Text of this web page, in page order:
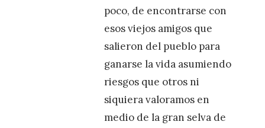
poco, de encontrarse con
esos viejos amigos que
salieron del pueblo para
ganarse la vida asumiendo
riesgos que otros ni
siquiera valoramos en
medio de la gran selva de